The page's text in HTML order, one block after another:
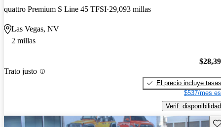
quattro Premium S Line 45 TFSI 29,093 millas
Las Vegas, NV
2 millas
Trato justo
El precio incluye tasas
$537/mes
Verif. disponibilidad